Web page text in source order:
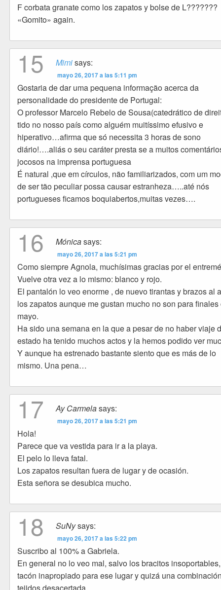
F corbata granate como los zapatos y bolse de L???????
«Gomito» again.
15 Mimisays:
mayo 26, 2017 a las 5:11 pm
Gostaria de dar uma pequena informação acerca da
personalidade do presidente de Portugal:
O professor Marcelo Rebelo de Sousa(catedrático de
tido no nosso país como alguém muitíssimo efusivo e
hiperativo…afirma que só necessita 3 horas de sono
diário!….aliás o seu caráter presta se a muitos
jocosos na imprensa portuguesa
É natural ,que em círculos, não familiarizados, com um
de ser tão peculiar possa causar estranheza…..até nós
portugueses ficamos boquiabertos,muitas vezes….
16 Mónicasays:
mayo 26, 2017 a las 5:21 pm
Como siempre Agnola, muchísimas gracias por el
Vuelve otra vez a lo mismo: blanco y rojo.
El pantalón lo veo enorme , de nuevo tirantas y brazos al
los zapatos aunque me gustan mucho no son para finales
mayo.
Ha sido una semana en la que a pesar de no haber viaje
estado ha tenido muchos actos y la hemos podido ver
Y aunque ha estrenado bastante siento que es más de lo
mismo. Una pena…
17 Ay Carmelasays:
mayo 26, 2017 a las 5:21 pm
Hola!
Parece que va vestida para ir a la playa.
El pelo lo lleva fatal.
Los zapatos resultan fuera de lugar y de ocasión.
Esta señora se desubica mucho.
18 SuNysays:
mayo 26, 2017 a las 5:22 pm
Suscribo al 100% a Gabriela.
En general no lo veo mal, salvo los bracitos
tacón inapropiado para ese lugar y quizá una